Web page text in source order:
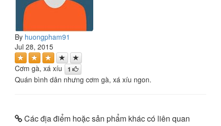
By huongpham91
Jul 28, 2015
Cơm gà, xá xíu 1
Quán bình dân nhưng cơm gà, xá xíu ngon.
Các địa điểm hoặc sản phẩm khác có liên quan